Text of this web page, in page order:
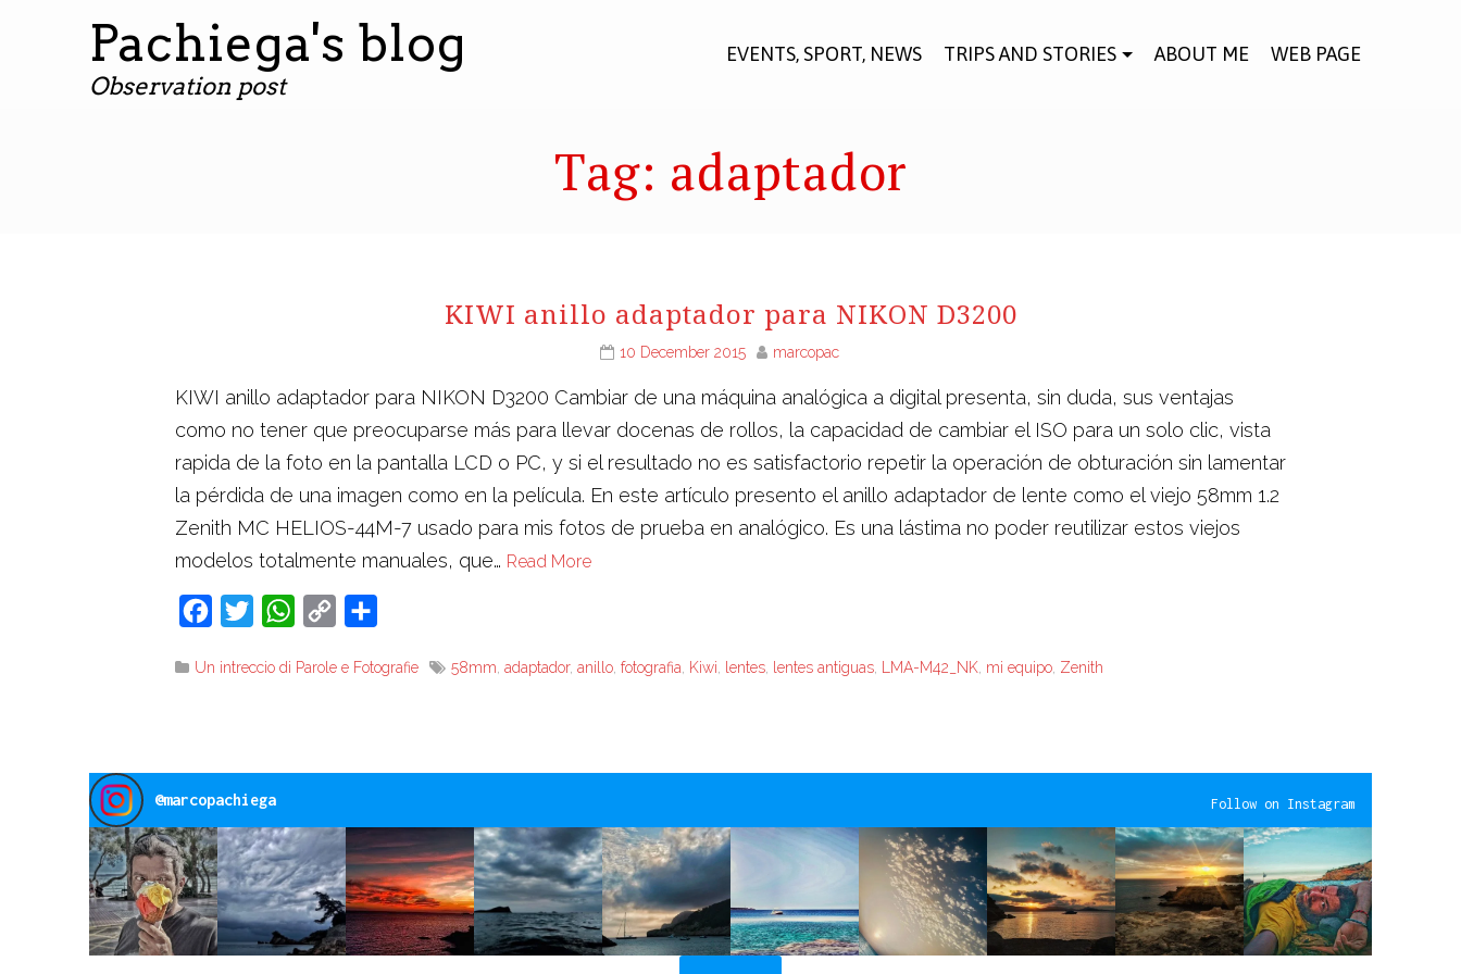
Pachiega's blog
Observation post
EVENTS, SPORT, NEWS TRIPS AND STORIES ABOUT ME WEB PAGE
Tag: adaptador
KIWI anillo adaptador para NIKON D3200
10 December 2015 marcopac
KIWI anillo adaptador para NIKON D3200 Cambiar de una máquina analógica a digital presenta, sin duda, sus ventajas
como no tener que preocuparse más para llevar docenas de rollos, la capacidad de cambiar el ISO para un solo clic, vista
rapida de la foto en la pantalla LCD o PC, y si el resultado no es satisfactorio repetir la operación de obturación sin lamentar
la pérdida de una imagen como en la película. En este artículo presento el anillo adaptador de lente como el viejo 58mm 1.2
Zenith MC HELIOS-44M-7 usado para mis fotos de prueba en analógico. Es una lástima no poder reutilizar estos viejos
modelos totalmente manuales, que… Read More
Facebook
Twitter WhatsApp
Copy
Un intreccio di Parole e Fotografie 58mm adaptador, anillo fotografia Kiwi lentes lentes antiguas LMA-M42_NK mi equipo Zenith
@marcopachiega Follow on Instagram